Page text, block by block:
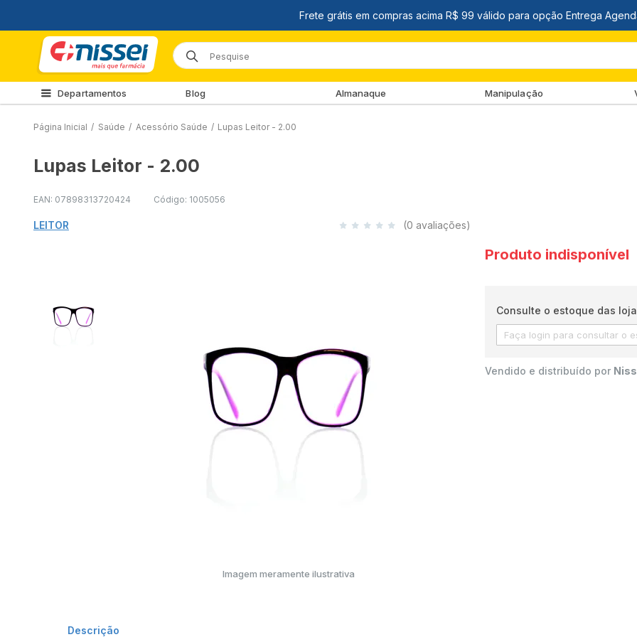
Departamentos Blog Almanaque Manipulação
Página Inicial / Saúde / Acessório Saúde / Lupas Leitor - 2.00
Lupas Leitor - 2.00
EAN: 07898313720424 Código: 1005056
LEITOR (0 avaliações)
Imagem meramente ilustrativa
Produto indisponível
Consulte o estoque das
Vendido e distribuído por
Descrição